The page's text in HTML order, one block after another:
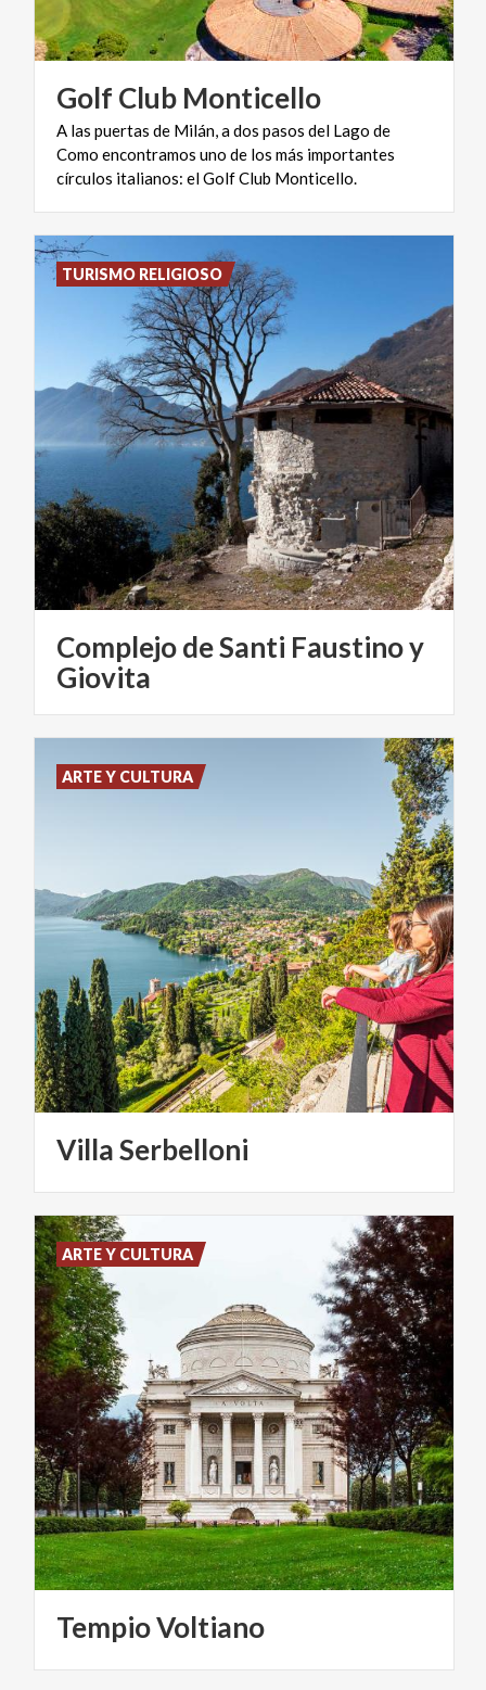
Golf Club Monticello
A las puertas de Milán, a dos pasos del Lago de
Como encontramos uno de los más importantes
círculos italianos: el Golf Club Monticello.
Complejo de Santi Faustino y
Giovita
TURISMO RELIGIOSO
VillaSerbelloni
ARTE Y CULTURA
TempioVoltiano
ARTE Y CULTURA